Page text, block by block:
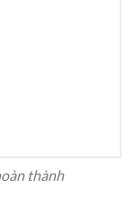
thành